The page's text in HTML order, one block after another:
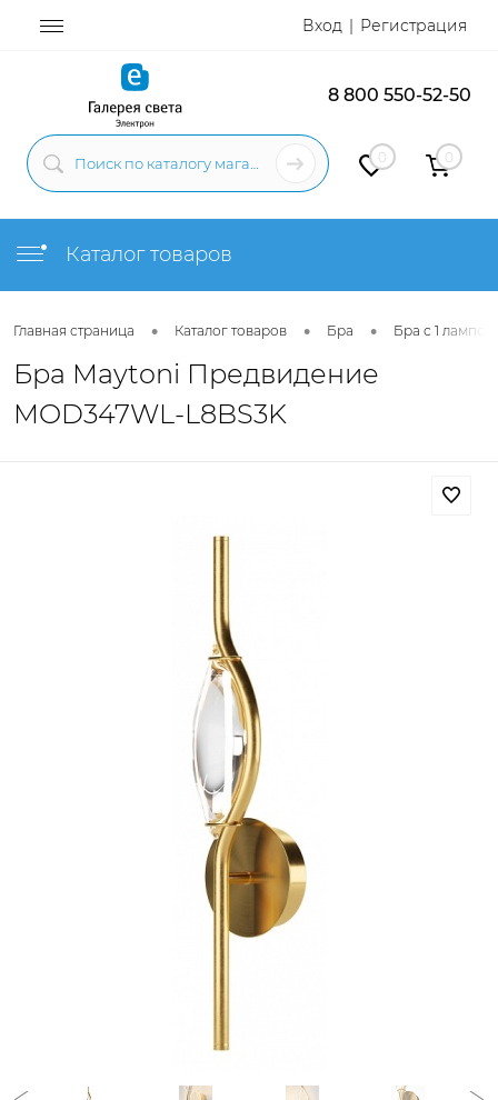
Вход Регистрация
8 800 550-52-50
0 0
Каталог товаров
Главная страница • Каталог товаров • Бра • Бра с 1 лампой
Бра Maytoni Предвидение
MOD347WL-L8BS3K